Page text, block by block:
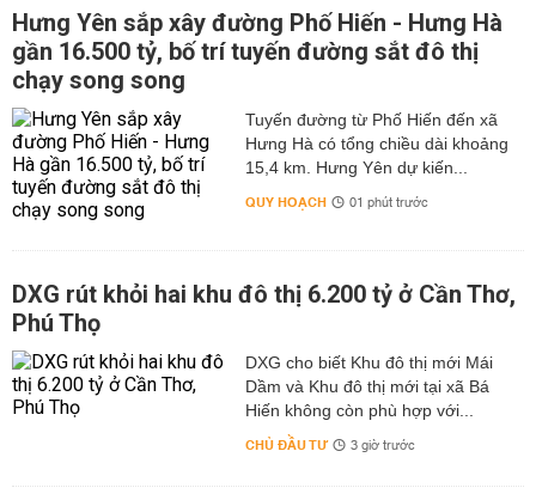
Hưng Yên sắp xây đường Phố Hiến - Hưng Hà
gần 16.500 tỷ, bố trí tuyến đường sắt đô thị
chạy song song
Tuyến đường từ Phố Hiến đến xã
Hưng Hà có tổng chiều dài khoảng
15,4 km. Hưng Yên dự kiến...
QUY HOẠCH 01 phút trước
DXG rút khỏi hai khu đô thị 6.200 tỷ ở Cần Thơ,
Phú Thọ
DXG cho biết Khu đô thị mới Mái
Dầm và Khu đô thị mới tại xã Bá
Hiến không còn phù hợp với...
CHỦ ĐẦU TƯ 3 giờ trước